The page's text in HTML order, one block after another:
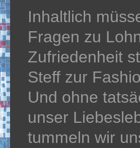
Inhaltlich
Fragen zu
Zufriedenheit
Steff zur
Und ohne
unser
tummeln wir